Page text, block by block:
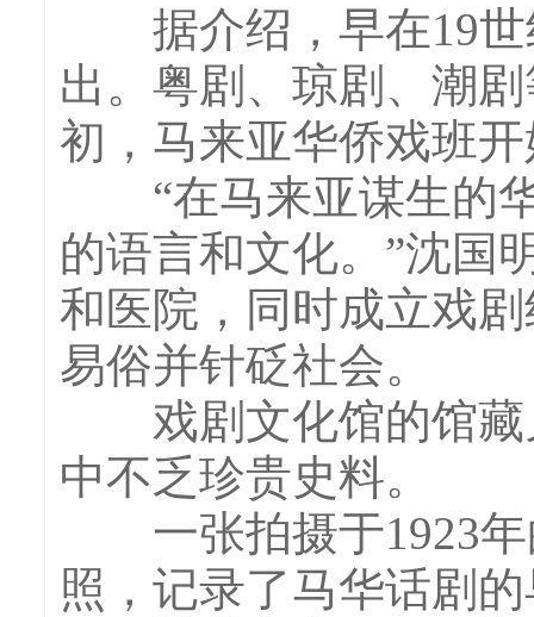
据介绍，早在19世
出。粤剧、琼剧、潮
初，马来亚华侨戏班
“在马来亚谋生的华
的语言和文化。”沈国
和医院，同时成立戏
易俗并针砭社会。
戏剧文化馆的馆藏
中不乏珍贵史料。
一张拍摄于1923年
照，记录了马华话剧